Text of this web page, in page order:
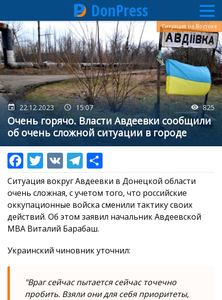
Перейти
к
основному
содержанию
DonPress
22.12.2023 15:07 825
Очень горячо. Власти Авдеевки сообщили
об очень сложной ситуации в городе
Ситуация на Востоке
Ситуация вокруг Авдеевки в Донецкой области
очень сложная, с учетом того, что российские
оккупационные войска сменили тактику своих
действий. Об этом заявил начальник Авдеевской
МВА Виталий Барабаш.
Украинский чиновник уточнил:
"Враг сейчас пытается сейчас точечно
пробить. Взяли они для себя приоритеты,